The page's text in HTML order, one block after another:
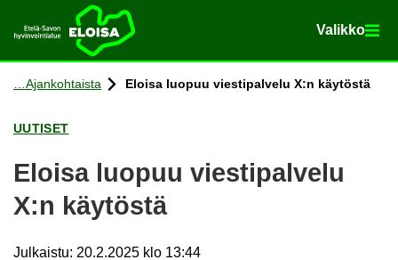
Etusi­vu Va­lik­ko
Va­lik­ko
Siir­ry si­säl­töön
Ajan­koh­tais­ta Eloi­sa luo­puu vies­ti­pal­ve­lu X:n käy­tös­tä
UU­TI­SET
Eloi­sa luo­puu vies­ti­pal­ve­lu
X:n käy­tös­tä
Julkaistu: 20.2.2025 klo 13:44